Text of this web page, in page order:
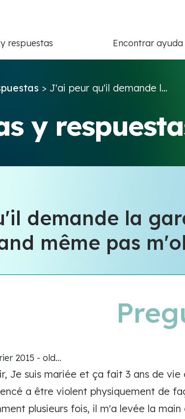
respuestas Encontrar ayuda
> J'ai peur qu'il demande l...
y
demande la
même pas
2015 - old...
Je suis mariée et ça fait 3 ans de
a être violent physiquement de
plusieurs fois, il m'a levée la